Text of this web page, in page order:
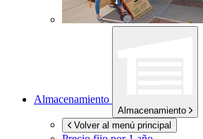
Almacenamiento
Almacenamiento
Volver al menú principal